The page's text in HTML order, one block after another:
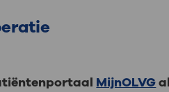
MijnOLVG